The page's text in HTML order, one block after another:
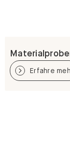
Erfahre